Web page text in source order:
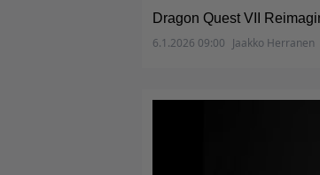
Dragon Quest VII
6.1.2026 09:00 Jaakko Herranen